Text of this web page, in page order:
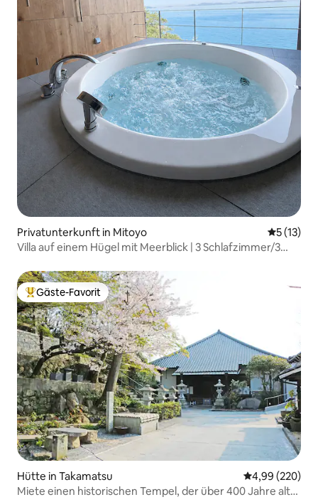
Privatunterkunft in Mitoyo
5 (13)
Villa auf einem Hügel mit Meerblick | 3 Schlafzimmer/3
Beliebter Gäste-Favorit.
Gäste-Favorit
Hütte in Takamatsu
4,99 (220)
Miete einen historischen Tempel, der über 400 Jahre alt